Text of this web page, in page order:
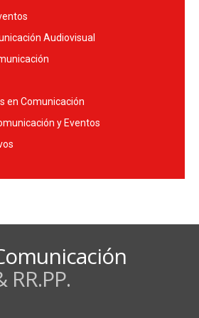
Audiovisual
en Comunicación
y Eventos
RR.PP.